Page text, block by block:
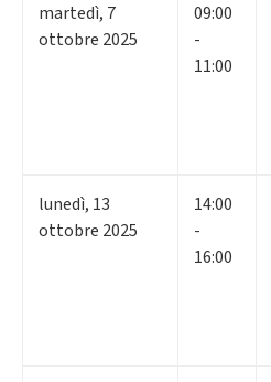
martedì, 7
ottobre 2025
09:00
-
11:00
lunedì, 13
ottobre 2025
14:00
-
16:00